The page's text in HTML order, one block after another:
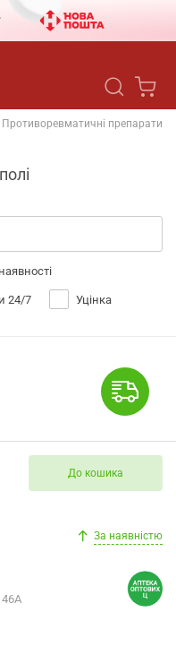
Противоревматичні препарати
24/7 Уцінка
До кошика
За наявністю
46А